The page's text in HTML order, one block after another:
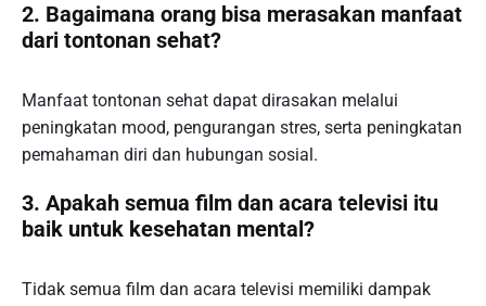
2. Bagaimana orang bisa merasakan manfaat
dari tontonan sehat?
Manfaat tontonan sehat dapat dirasakan melalui
peningkatan mood, pengurangan stres, serta peningkatan
pemahaman diri dan hubungan sosial.
3. Apakah semua film dan acara televisi itu
baik untuk kesehatan mental?
Tidak semua film dan acara televisi memiliki dampak